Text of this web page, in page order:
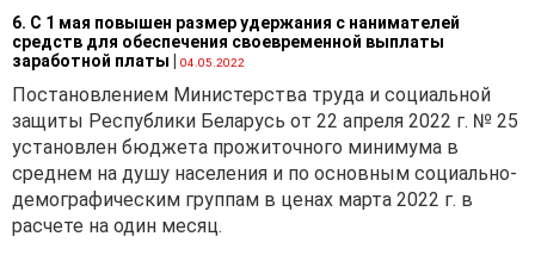
6. С 1 мая повышен размер удержания с нанимателей
средств для обеспечения своевременной выплаты
заработной платы | 04.05.2022
Постановлением Министерства труда и социальной
защиты Республики Беларусь от 22 апреля 2022 г. № 25
установлен бюджета прожиточного минимума в
среднем на душу населения и по основным социально-
демографическим группам в ценах марта 2022 г. в
расчете на один месяц.